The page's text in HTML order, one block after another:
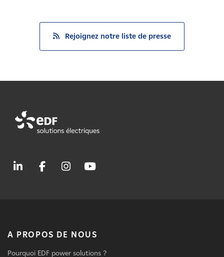
Rejoignez notre liste de presse
A PROPOS DE NOUS
Pourquoi EDF power solutions ?